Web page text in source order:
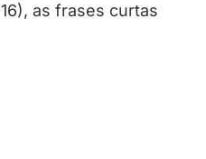
as frases curtas